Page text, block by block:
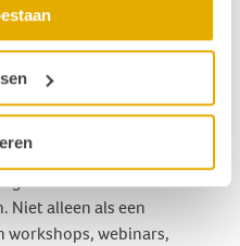
de graat zijn. En
groep mensen met
te bereiken.
reclame de rest. In dit
- kern van mensen
fanatiek en
Niet alleen als een
workshops, webinars,